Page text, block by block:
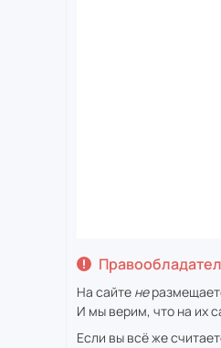
На сайте не
И мы верим, что на их
Если вы всё же